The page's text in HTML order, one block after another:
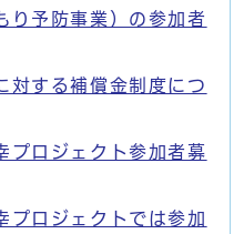
り予防事業）の参加者
対する補償金制度につ
プロジェクト参加者募
プロジェクトでは参加